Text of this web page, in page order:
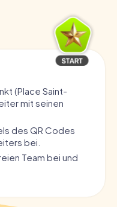
(Place Saint-
mit seinen
des QR Codes
bei.
Team bei und